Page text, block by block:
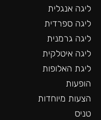
ליגה אנגלית
ליגה ספרדית
ליגה גרמנית
ליגה איטלקית
ליגת האלופות
הופעות
הצעות מיוחדות
טניס